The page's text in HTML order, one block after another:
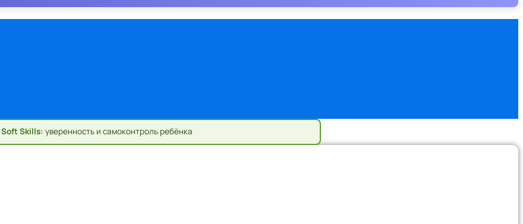
Soft Skills: уверенность и самоконтроль ребёнка